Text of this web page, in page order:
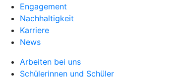
Engagement
Nachhaltigkeit
Karriere
News
Arbeiten bei uns
Schülerinnen und Schüler